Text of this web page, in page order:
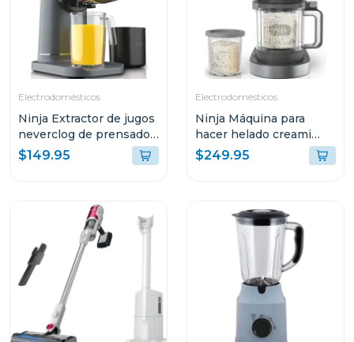
Electrodomésticos
Ninja Extractor de jugos
neverclog de prensado
en frío 151
$149.95
Electrodomésticos
Ninja Máquina para
hacer helado creami
deluxe 11 en 1
$249.95